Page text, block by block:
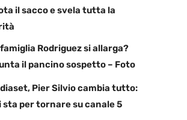
il sacco e svela tutta la
Rodriguez si allarga?
il pancino sospetto – Foto
Pier Silvio cambia tutto:
sta per tornare su canale 5